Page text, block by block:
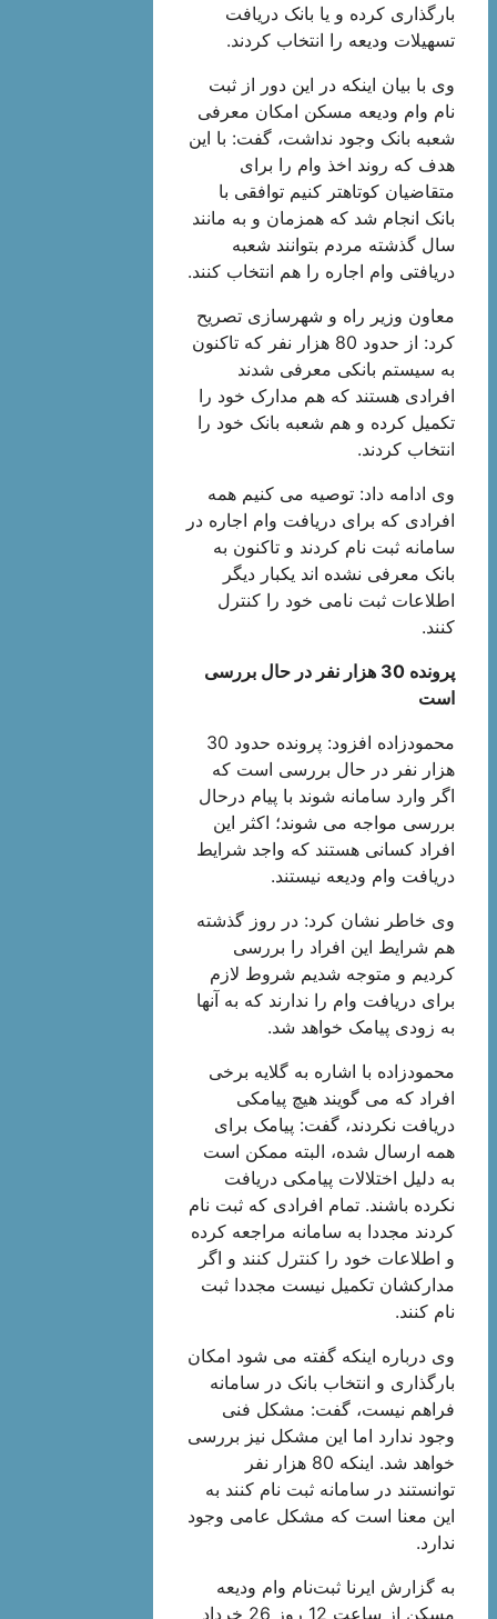
بارگذاری کرده و یا بانک دریافت
تسهیلات ودیعه را انتخاب کردند.
وی با بیان اینکه در این دور از ثبت
نام وام ودیعه مسکن امکان معرفی
شعبه بانک وجود نداشت، گفت: با این
هدف که روند اخذ وام را برای
متقاضیان کوتاهتر کنیم توافقی با
بانک انجام شد که همزمان و به مانند
سال گذشته مردم بتوانند شعبه
دریافتی وام اجاره را هم انتخاب کنند.
معاون وزیر راه و شهرسازی تصریح
کرد: از حدود 80 هزار نفر که تاکنون
به سیستم بانکی معرفی شدند
افرادی هستند که هم مدارک خود را
تکمیل کرده و هم شعبه بانک خود را
انتخاب کردند.
وی ادامه داد: توصیه می کنیم همه
افرادی که برای دریافت وام اجاره در
سامانه ثبت نام کردند و تاکنون به
بانک معرفی نشده اند یکبار دیگر
اطلاعات ثبت نامی خود را کنترل
کنند.
پرونده 30 هزار نفر در حال بررسی
است
محمودزاده افزود: پرونده حدود 30
هزار نفر در حال بررسی است که
اگر وارد سامانه شوند با پیام درحال
بررسی مواجه می شوند؛ اکثر این
افراد کسانی هستند که واجد شرایط
دریافت وام ودیعه نیستند.
وی خاطر نشان کرد: در روز گذشته
هم شرایط این افراد را بررسی
کردیم و متوجه شدیم شروط لازم
برای دریافت وام را ندارند که به آنها
به زودی پیامک خواهد شد.
محمودزاده با اشاره به گلایه برخی
افراد که می گویند هیچ پیامکی
دریافت نکردند، گفت: پیامک برای
همه ارسال شده، البته ممکن است
به دلیل اختلالات پیامکی دریافت
نکرده باشند. تمام افرادی که ثبت نام
کردند مجددا به سامانه مراجعه کرده
و اطلاعات خود را کنترل کنند و اگر
مدارکشان تکمیل نیست مجددا ثبت
نام کنند.
وی درباره اینکه گفته می شود امکان
بارگذاری و انتخاب بانک در سامانه
فراهم نیست، گفت: مشکل فنی
وجود ندارد اما این مشکل نیز بررسی
خواهد شد. اینکه 80 هزار نفر
توانستند در سامانه ثبت نام کنند به
این معنا است که مشکل عامی وجود
ندارد.
به گزارش ایرنا ثبت‌نام وام ودیعه
مسکن از ساعت 12 روز 26 خرداد